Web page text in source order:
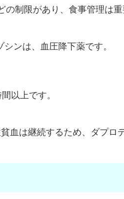
制限があり、食事管理は重
ンは、血圧降下薬です。
以上です。
血は継続するため、ダプロ